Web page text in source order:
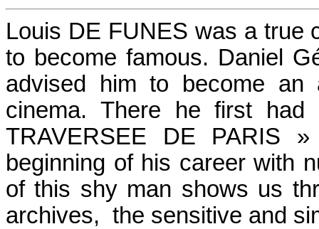
Louis DE FUNES was a true
to become famous. Daniel
advised him to become
cinema. There he first
TRAVERSEE DE PARIS
beginning of his career with
of this shy man shows us
archives, the sensitive and